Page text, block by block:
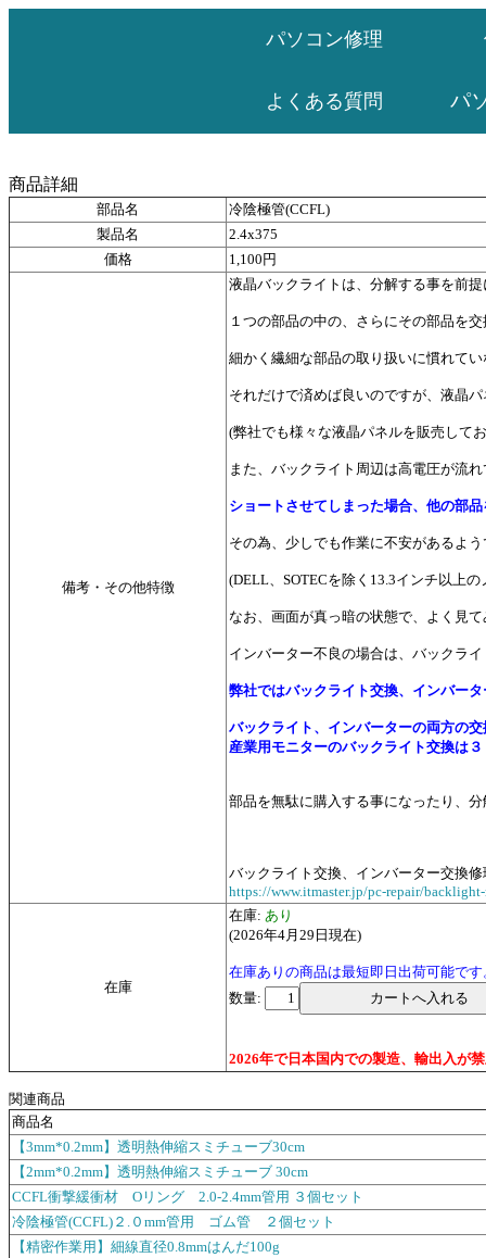
パソコン修理
よくある質問 パ
商品詳細
部品名
冷陰極管(CCFL)
製品名
2.4x375
価格
1,100円
備考・その他特徴
液晶バックライトは、分解する事を前
１つの部品の中の、さらにその部品を
細かく繊細な部品の取り扱いに慣れて
それだけで済めば良いのですが、液晶
(弊社でも様々な液晶パネルを販売して
また、バックライト周辺は高電圧が流
ショートさせてしまった場合、他の部
その為、少しでも作業に不安があるよ
(DELL、SOTECを除く13.3インチ以上
なお、画面が真っ暗の状態で、よく見
インバーター不良の場合は、バックラ
弊社ではバックライト交換、インバー
バックライト、インバーターの両方の
産業用モニターのバックライト交換は
部品を無駄に購入する事になったり、
バックライト交換、インバーター交換
https://www.itmaster.jp/pc-repair/
在庫
在庫: あり
(2026年4月29日現在)
在庫ありの商品は最短即日出荷可能です
数量:
2026年で日本国内での製造、輸出入が
関連商品
商品名
【3mm*0.2mm】透明熱伸縮スミチューブ30cm
【2mm*0.2mm】透明熱伸縮スミチューブ 30cm
CCFL衝撃緩衝材 Oリング 2.0-2.4mm管用 ３個セット
冷陰極管(CCFL)２.０mm管用 ゴム管 ２個セット
【精密作業用】細線直径0.8mmはんだ100g